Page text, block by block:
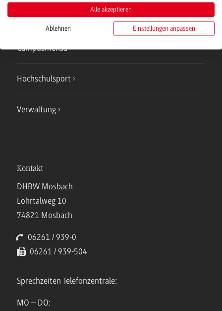
IT Service
Campusmensa
Hochschulsport
Verwaltung
Kontakt
DHBW Mosbach
Lohrtalweg 10
74821 Mosbach
06261 / 939-0
06261 / 939-504
Sprechzeiten Telefonzentrale:
MO – DO:
Alle akzeptieren
Ablehnen Einstellungen anpassen